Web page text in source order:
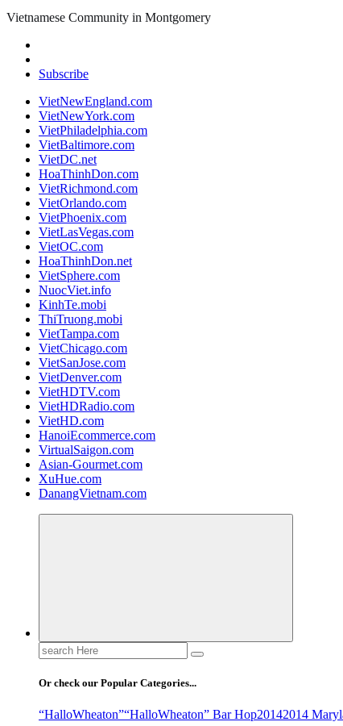
Vietnamese Community in Montgomery
Subscribe
VietNewEngland.com
VietNewYork.com
VietPhiladelphia.com
VietBaltimore.com
VietDC.net
HoaThinhDon.com
VietRichmond.com
VietOrlando.com
VietPhoenix.com
VietLasVegas.com
VietOC.com
HoaThinhDon.net
VietSphere.com
NuocViet.info
KinhTe.mobi
ThiTruong.mobi
VietTampa.com
VietChicago.com
VietSanJose.com
VietDenver.com
VietHDTV.com
VietHDRadio.com
VietHD.com
HanoiEcommerce.com
VirtualSaigon.com
Asian-Gourmet.com
XuHue.com
DanangVietnam.com
Search
for:
Or check our Popular Categories...
“HalloWheaton”“HalloWheaton” Bar Hop20142014